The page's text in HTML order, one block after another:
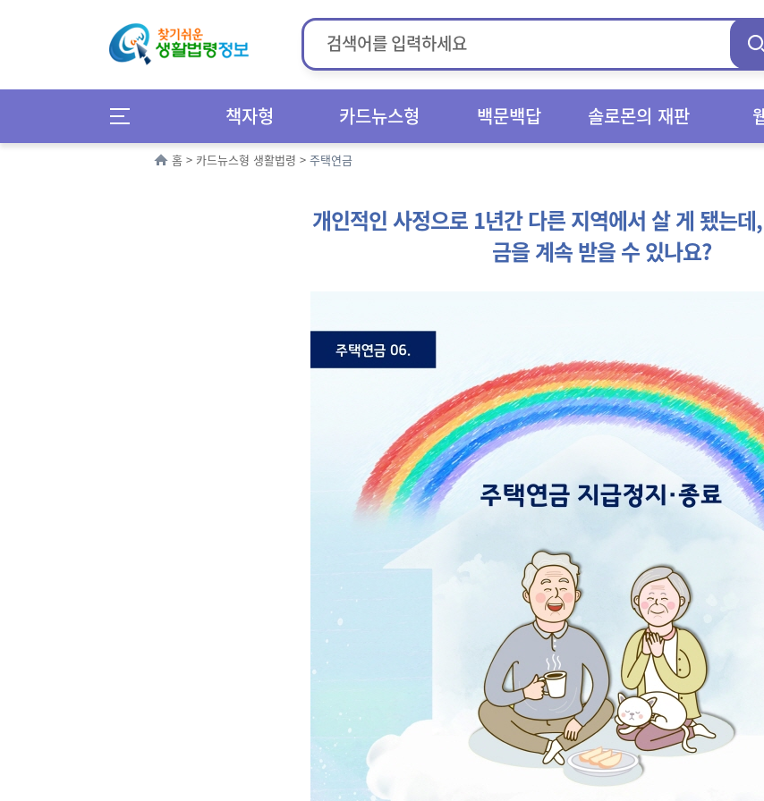
책자형 카드뉴스형 백문백답 솔로몬의 재판
홈 > 카드뉴스형 생활법령 > 주택연금
개인적인 사정으로 1년간 다른 지역에서 살 게 됐는
금을 계속 받을 수 있나요?